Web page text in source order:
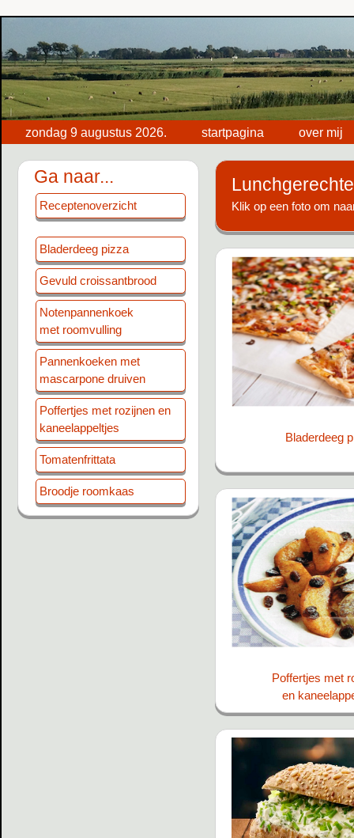
zondag 9 augustus 2026. startpagina over mij
Ga naar...
Receptenoverzicht
Bladerdeeg pizza
Gevuld croissantbrood
Notenpannenkoek
met roomvulling
Pannenkoeken met
mascarpone druiven
Poffertjes met rozijnen en
kaneelappeltjes
Tomatenfrittata
Broodje roomkaas
Klik op een foto om
Bladerdeeg
Poffertjes met
en